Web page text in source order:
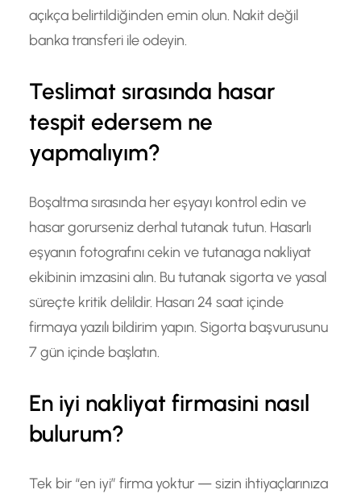
açıkça belirtildiğinden emin olun. Nakit değil
banka transferi ile odeyin.
Teslimat sırasında hasar
tespit edersem ne
yapmalıyım?
Boşaltma sırasında her eşyayı kontrol edin ve
hasar gorurseniz derhal tutanak tutun. Hasarlı
eşyanın fotografını cekin ve tutanaga nakliyat
ekibinin imzasini alın. Bu tutanak sigorta ve yasal
süreçte kritik delildir. Hasarı 24 saat içinde
firmaya yazılı bildirim yapın. Sigorta başvurusunu
7 gün içinde başlatın.
En iyi nakliyat firmasini nasıl
bulurum?
Tek bir “en iyi” firma yoktur — sizin ihtiyaçlarınıza